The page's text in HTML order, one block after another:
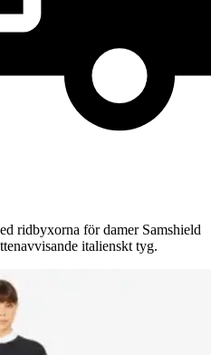
ridbyxorna för damer Samshield
italienskt tyg.